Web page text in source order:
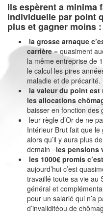
Ils espèrent a minima
individuelle par point
plus et gagner moins :
la grosse arnaque
carrière= quasiment
la même entreprise de
le calcul les pires
maladie et de précarité.
la valeur du point
les allocations
baisser en fonction des
leur règle d’Or de ne
Intérieur Brut fait que
alors qu’il y aura plus
demain =les pensions
les 1000€ promis
aujourd’hui c’est
travaillé toute sa vie au
général et
pour un salarié qui n’a
d’invaliditéou de